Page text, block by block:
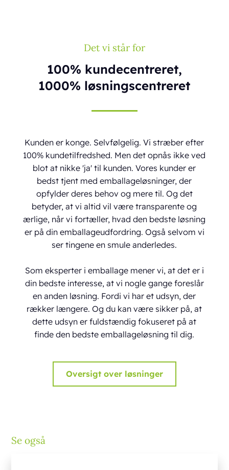
Det vi står for
100% kundecentreret,
1000% løsningscentreret
Kunden er konge. Selvfølgelig. Vi stræber efter
100% kundetilfredshed. Men det opnås ikke ved
blot at nikke 'ja' til kunden. Vores kunder er
bedst tjent med emballageløsninger, der
opfylder deres behov og mere til. Og det
betyder, at vi altid vil være transparente og
ærlige, når vi fortæller, hvad den bedste løsning
er på din emballageudfordring. Også selvom vi
ser tingene en smule anderledes.
Som eksperter i emballage mener vi, at det er i
din bedste interesse, at vi nogle gange foreslår
en anden løsning. Fordi vi har et udsyn, der
rækker længere. Og du kan være sikker på, at
dette udsyn er fuldstændig fokuseret på at
finde den bedste emballageløsning til dig.
Oversigt over løsninger
Se også